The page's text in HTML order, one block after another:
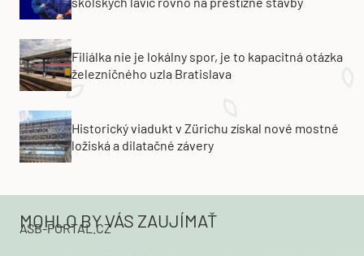
Filiálka nie je lokálny spor, je to kapacitná otázka
železničného uzla Bratislava
Historický viadukt v Zürichu získal nové mostné
ložiská a dilatačné závery
MOHLO BY VÁS ZAUJÍMAŤ
ASB-PORTAL.CZ